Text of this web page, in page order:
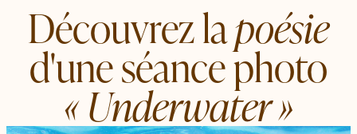
Découvrez lapoésie
d'une séance photo
« Underwater »